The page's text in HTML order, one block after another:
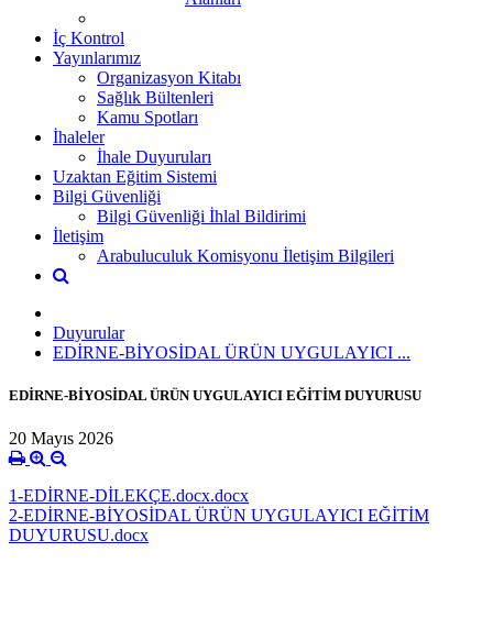
İç Kontrol
Yayınlarımız
Organizasyon Kitabı
Sağlık Bültenleri
Kamu Spotları
İhaleler
İhale Duyuruları
Uzaktan Eğitim Sistemi
Bilgi Güvenliği
Bilgi Güvenliği İhlal Bildirimi
İletişim
Arabuluculuk Komisyonu İletişim Bilgileri
Duyurular
EDİRNE-BİYOSİDAL ÜRÜN UYGULAYICI ...
EDİRNE-BİYOSİDAL ÜRÜN UYGULAYICI EĞİTİM DUYURUSU
20 Mayıs 2026
1-EDİRNE-DİLEKÇE.docx.docx
2-EDİRNE-BİYOSİDAL ÜRÜN UYGULAYICI EĞİTİM
DUYURUSU.docx